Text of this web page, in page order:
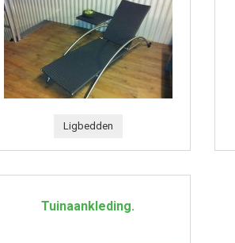
Ligbedden
Tuinaankleding.